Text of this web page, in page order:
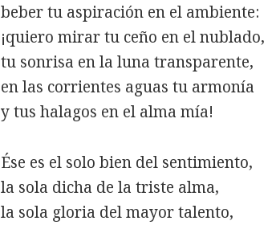
beber tu aspiración en el ambiente:
¡quiero mirar tu ceño en el nublado,
tu sonrisa en la luna transparente,
en las corrientes aguas tu armonía
y tus halagos en el alma mía!
Ése es el solo bien del sentimiento,
la sola dicha de la triste alma,
la sola gloria del mayor talento,